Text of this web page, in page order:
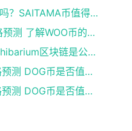
（SAITAMA）币能涨到2元吗？SAITAMA币值得长期持有吗？
吴网络（WOO）币未来价格预测 了解WOO币的潜力与前景如何？
shibarium什么时候上线？shibarium区块链是公链吗？
狗狗币（DOG）币未来价格预测 DOG币是否值得投资？
狗狗币（DOG）币未来价格预测 DOG币是否值得投资？